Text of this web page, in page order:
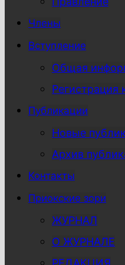
Члены
Вступление
Общая
Регистрация
Публикации
Новые
Архив
Контакты
Приокские зори
ЖУРНАЛ
О ЖУРНАЛЕ